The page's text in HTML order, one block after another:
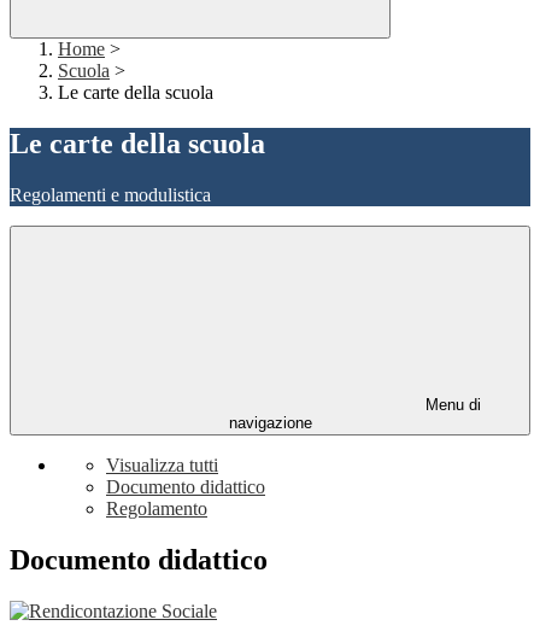
Home >
Scuola >
Le carte della scuola
Le carte della scuola
Regolamenti e modulistica
Menu di
navigazione
Visualizza tutti
Documento didattico
Regolamento
Documento didattico